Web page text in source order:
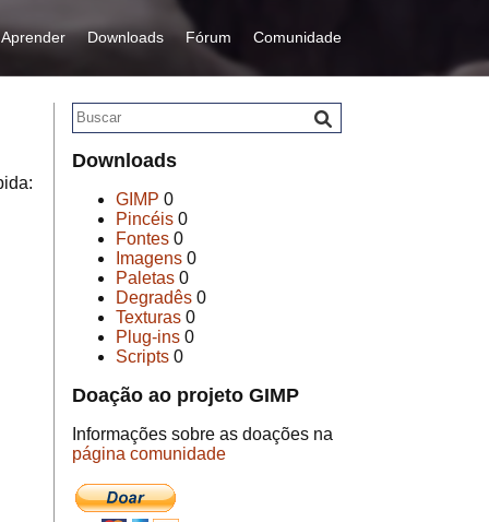
Aprender Downloads Fórum Comunidade
Downloads
GIMP 0
Pincéis0
Fontes0
Imagens0
Paletas0
Degradês0
Texturas0
Plug-ins0
Scripts0
Doação ao projeto GIMP
Informações sobre as doações na
página comunidade